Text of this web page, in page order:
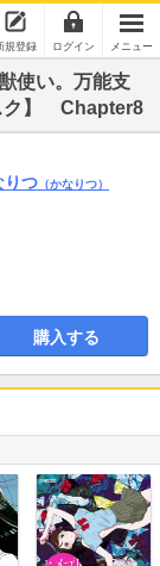
規登録 ログイン メニュー
使い。万能支
ク】 Chapter8
りつ （かなりつ）
購入する